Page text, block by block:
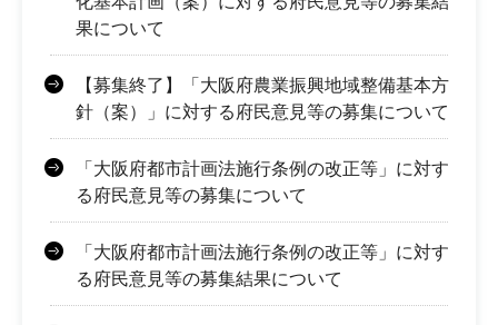
果について
【募集終了】「大阪府農業振興地域整備基本方
針（案）」に対する府民意見等の募集について
「大阪府都市計画法施行条例の改正等」に対す
る府民意見等の募集について
「大阪府都市計画法施行条例の改正等」に対す
る府民意見等の募集結果について